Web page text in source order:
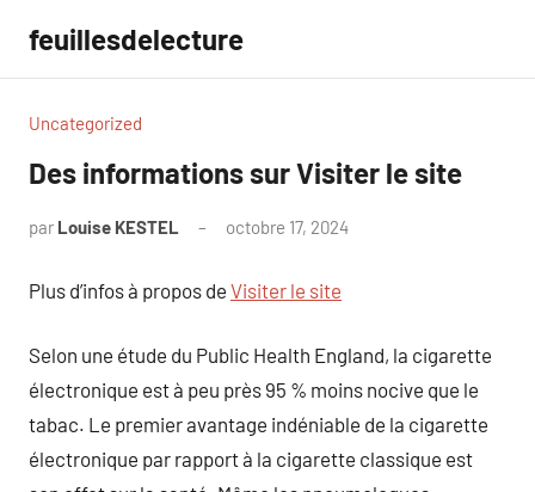
contenu
feuillesdelecture
Uncategorized
Des informations sur Visiter le site
par Louise KESTEL octobre 17, 2024
Plus d’infos à propos de Visiter le site
Selon une étude du Public Health England, la cigarette
électronique est à peu près 95 % moins nocive que le
tabac. Le premier avantage indéniable de la cigarette
électronique par rapport à la cigarette classique est